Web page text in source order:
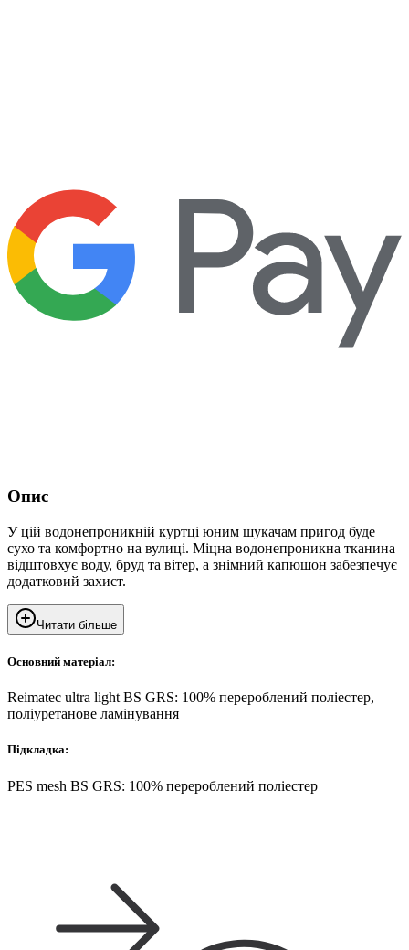
Опис
У цій водонепроникній куртці юним шукачам пригод буде
сухо та комфортно на вулиці. Міцна водонепроникна тканина
відштовхує воду, бруд та вітер, а знімний капюшон забезпечує
додатковий захист.
Читати більше
Основний матеріал:
Reimatec ultra light BS GRS: 100% перероблений поліестер,
поліуретанове ламінування
Підкладка:
PES mesh BS GRS: 100% перероблений поліестер